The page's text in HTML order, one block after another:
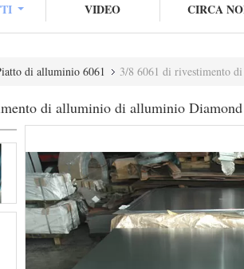
VIDEO CIRCA
di alluminio 6061 3/8 6061 di rivestimento
di alluminio di alluminio